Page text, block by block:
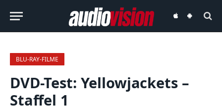
audiovisionaudiovision
BLU-RAY-FILME
DVD-Test: Yellowjackets –
Staffel 1